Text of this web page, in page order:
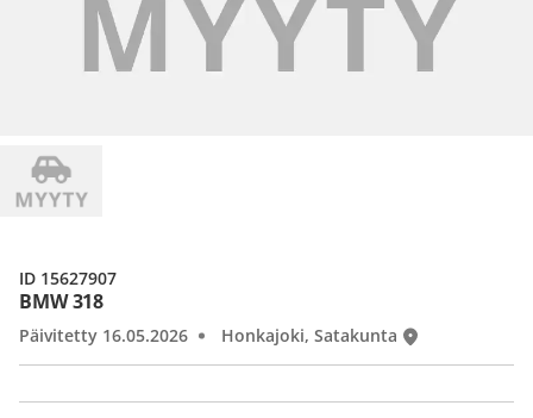
BMW 318
Päivitetty 16.05.2026 Honkajoki, Satakunta
ID 15627907